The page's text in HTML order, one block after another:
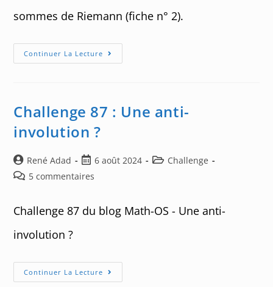
sommes de Riemann (fiche n° 2).
Continuer La Lecture Exercices
De
Challenge 87 : Une anti-
involution ?
Auteur/autrice
de
René Adad
Post
published:
6 août 2024
PostChallenge
Post5 commentaires
Challenge 87 du blog Math-OS - Une anti-
involution ?
Continuer La Lecture Challenge
87